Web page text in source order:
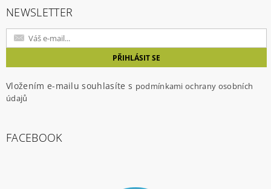
NEWSLETTER
Vložením e-mailu souhlasíte s podmínkami ochrany osobních
údajů
FACEBOOK